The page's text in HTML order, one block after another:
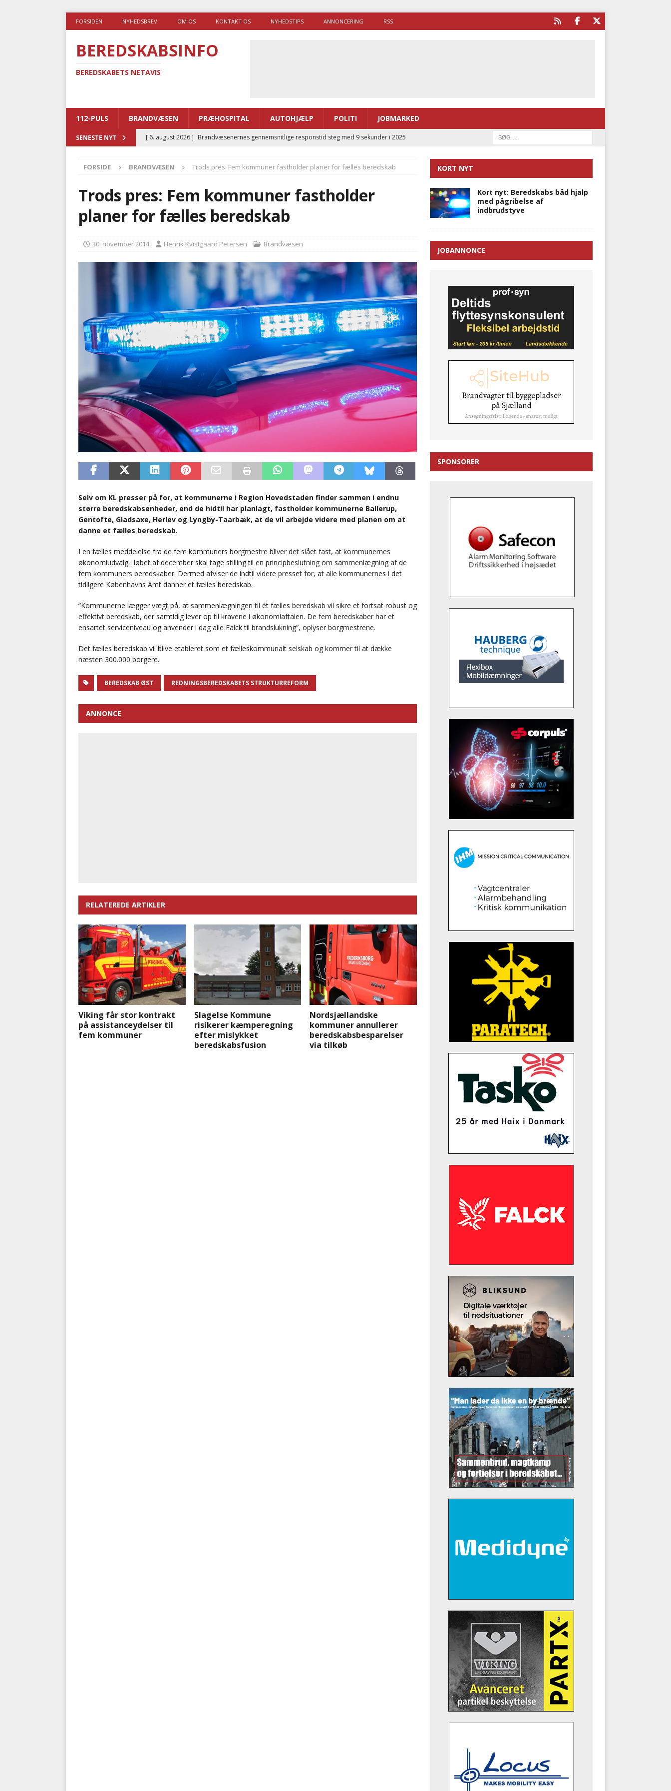
FORSIDEN NYHEDSBREV OM OS KONTAKT OS NYHEDSTIPS ANNONCERING RSS
BEREDSKABSINFO
BEREDSKABETS NETAVIS
112-PULS BRANDVÆSEN PRÆHOSPITAL AUTOHJÆLP POLITI JOBMARKED
SENESTE NYT [ 6. august 2026 ] Brandvæsenernes gennemsnitlige responstid steg med 9 sekunder i 2025
[ 5. august 2026 ] Advarer: Udløb af sygetransporttilladelser kan sende 400.000 kørsler over
i det offentlige
PRÆHOSPITAL
[ 4. august 2026 ] Brandvæsenerne brugte lidt længere tid på at komme af sted i 2025
BRANDVÆSEN
AUTOHJÆLP
FORSIDE BRANDVÆSEN Trods pres: Fem kommuner fastholder planer for fælles beredskab
Trods pres: Fem kommuner fastholder
planer for fælles beredskab
30. november 2014 Henrik Kvistgaard Petersen Brandvæsen
Selv om KL presser på for, at kommunerne i Region Hovedstaden finder sammen i endnu
større beredskabsenheder, end de hidtil har planlagt, fastholder kommunerne Ballerup,
Gentofte, Gladsaxe, Herlev og Lyngby-Taarbæk, at de vil arbejde videre med planen om at
danne et fælles beredskab.
I en fælles meddelelse fra de fem kommuners borgmestre bliver det slået fast, at kommunernes
økonomiudvalg i løbet af december skal tage stilling til en principbeslutning om sammenlægning af de
fem kommuners beredskaber. Dermed afviser de indtil videre presset for, at alle kommunernes i det
tidligere Københavns Amt danner et fælles beredskab.
”Kommunerne lægger vægt på, at sammenlægningen til ét fælles beredskab vil sikre et fortsat robust og
effektivt beredskab, der samtidig lever op til kravene i økonomiaftalen. De fem beredskaber har et
ensartet serviceniveau og anvender i dag alle Falck til brandslukning”, oplyser borgmestrene.
Det fælles beredskab vil blive etableret som et fælleskommunalt selskab og kommer til at dække
næsten 300.000 borgere.
BEREDSKAB ØST REDNINGSBEREDSKABETS STRUKTURREFORM
ANNONCE
RELATEREDE ARTIKLER
Viking får stor kontrakt
på assistanceydelser til
fem kommuner
Slagelse Kommune
risikerer kæmperegning
efter mislykket
beredskabsfusion
Nordsjællandske
kommuner annullerer
beredskabsbesparelser
via tilkøb
KORT NYT
Kort nyt: Beredskabs båd hjalp
med pågribelse af
indbrudstyve
JOBANNONCE
SPONSORER